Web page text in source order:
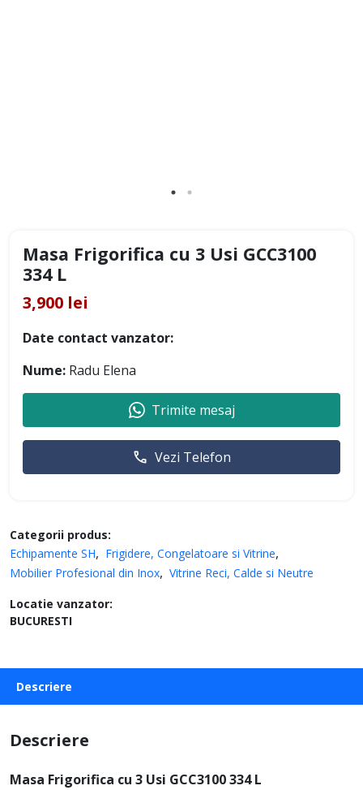
Categorii produs:
Echipamente SH
Frigidere, Congelatoare si Vitrine
Mobilier Profesional din Inox
Vitrine Reci, Calde si Neutre
Locatie vanzator:
BUCURESTI
Masa Frigorifica cu 3 Usi GCC3100
334 L
3,900 lei
Date contact vanzator:
Nume: Radu Elena
Trimite mesaj
Vezi Telefon
Descriere
Descriere
Masa Frigorifica cu 3 Usi GCC3100 334 L